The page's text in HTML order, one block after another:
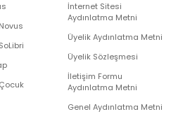
İnternet Sitesi
Aydınlatma Metni
Üyelik Aydınlatma Metni
Üyelik Sözleşmesi
İletişim Formu
Aydınlatma Metni
Genel Aydınlatma Metni